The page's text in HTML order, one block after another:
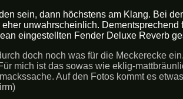
sein, dann höchstens am Klang. Bei
unwahrscheinlich. Dementsprechend
eingestellten Fender Deluxe Reverb
doch noch was für die Meckerecke
mich ist das sowas wie eklig-
Auf den Fotos kommt es